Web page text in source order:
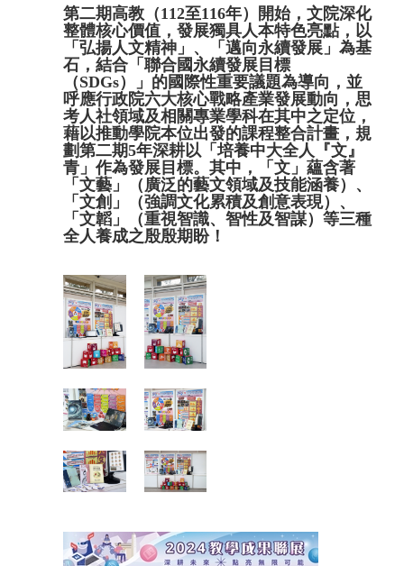
第二期高教（112至116年）開始，文院深化
整體核心價值，發展獨具人本特色亮點，以
「弘揚人文精神」、「邁向永續發展」為基
石，結合「聯合國永續發展目標
（SDGs）」的國際性重要議題為導向，並
呼應行政院六大核心戰略產業發展動向，思
考人社領域及相關專業學科在其中之定位，
藉以推動學院本位出發的課程整合計畫，規
劃第二期5年深耕以「培養中大全人『文』
青」作為發展目標。其中，「文」蘊含著
「文藝」（廣泛的藝文領域及技能涵養）、
「文創」（強調文化累積及創意表現）、
「文韜」（重視智識、智性及智謀）等三種
全人養成之殷殷期盼！